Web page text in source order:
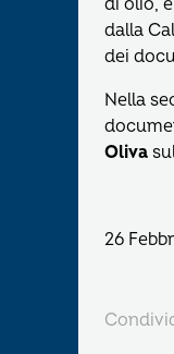
di olio, e
dalla
dei
Nella
Oliva
26